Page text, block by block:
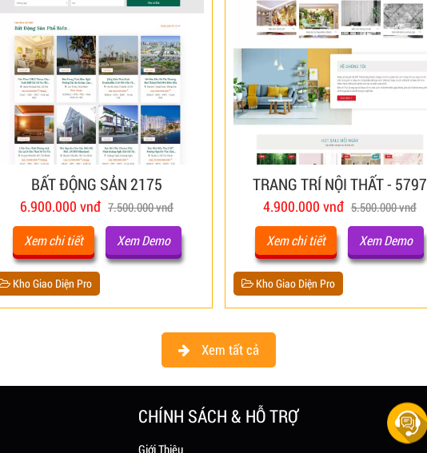
BẤT ĐỘNG SẢN 2175
6.900.000 vnđ 7.500.000 vnđ
Xem chi tiết Xem Demo
Kho Giao Diện Pro
TRANG TRÍ NỘI THẤT - 5797
4.900.000 vnđ 5.500.000 vnđ
Xem chi tiết Xem Demo
Kho Giao Diện Pro
Xem tất cả
CHÍNH SÁCH & HỖ TRỢ
Giới Thiệu